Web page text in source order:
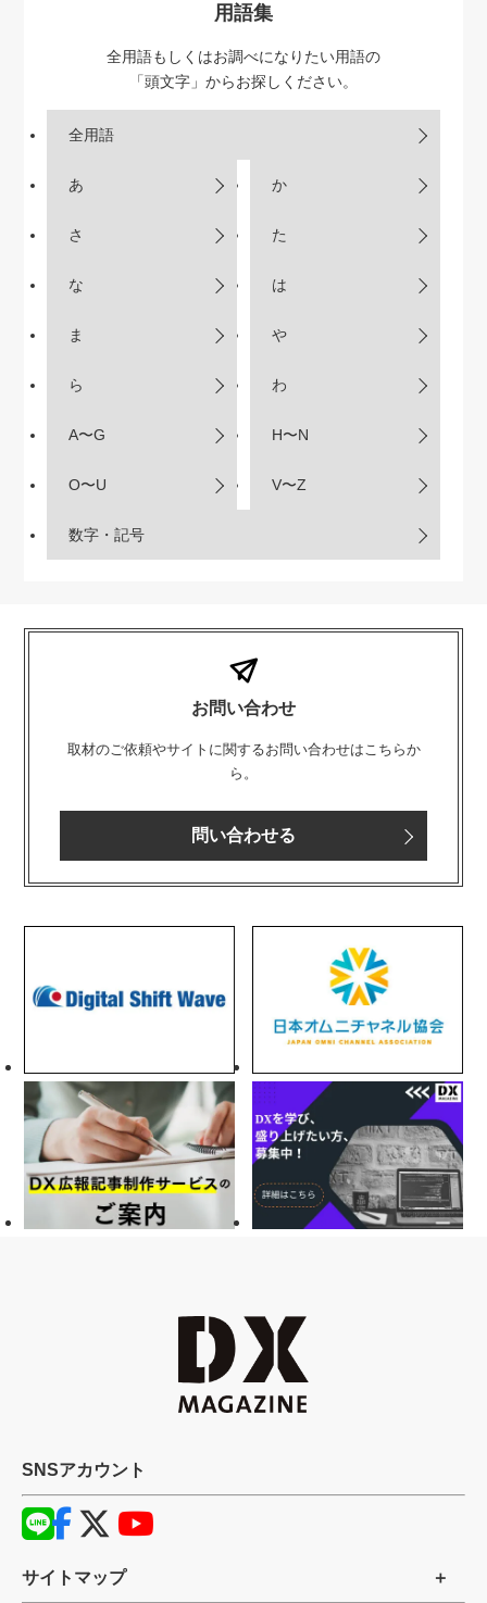
用語集
全用語もしくはお調べになりたい用語の
「頭文字」からお探しください。
全用語
あ か
さ た
な は
ま や
ら わ
A〜G H〜N
O〜U V〜Z
数字・記号
お問い合わせ
取材のご依頼やサイトに関するお問い合わせはこちらか
ら。
問い合わせる
SNSアカウント
サイトマップ